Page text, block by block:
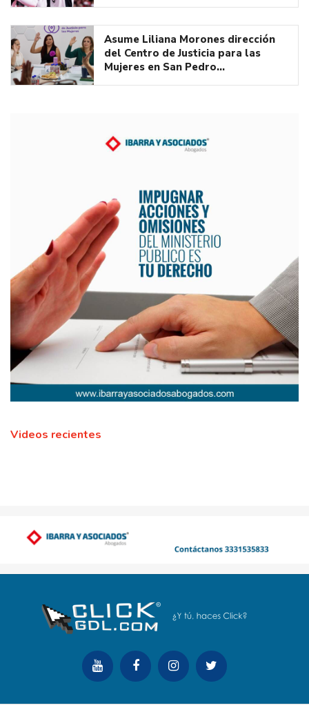
Asume Liliana Morones dirección
del Centro de Justicia para las
Mujeres en San Pedro…
Videos recientes